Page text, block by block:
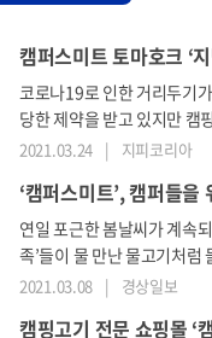
캠퍼스미트 토마호크 ‘
코로나19로 인한 거리두기
당한 제약을 받고 있지만 캠
인과의 접촉 없이 안전하게
게 증가하는 추세를 보이기
서울시 한강사업본부가 상
링하기로 결정하는 등 수요
임들이 눈에 띄고 있다.이와
2021.03.24 | 지피코리아
‘캠퍼스미트’, 캠퍼들
연일 포근한 봄날씨가 계속
족’들이 물 만난 물고기처
통계에 따르면 올해 1분기
2021.03.08 | 경상일보